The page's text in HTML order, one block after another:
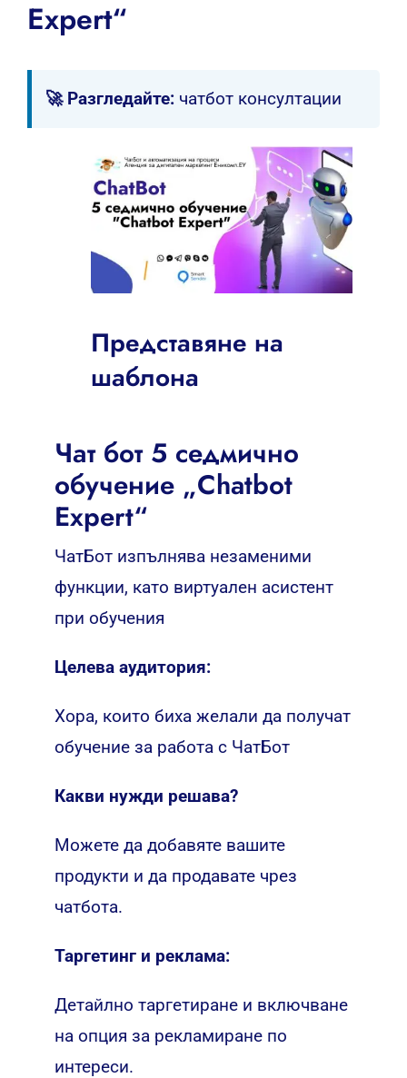
Expert“
🚀 Разгледайте: чатбот консултации
Представяне на
шаблона
Чат бот 5 седмично
обучение „Chatbot
Expert“
ЧатБот изпълнява незаменими
функции, като виртуален асистент
при обучения
Целева аудитория:
Хора, които биха желали да получат
обучение за работа с ЧатБот
Какви нужди решава?
Можете да добавяте вашите
продукти и да продавате чрез
чатбота.
Таргетинг и реклама:
Детайлно таргетиране и включване
на опция за рекламиране по
интереси.